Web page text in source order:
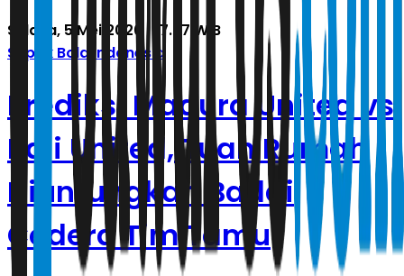
Selasa, 5 Mei 2026 | 17.27 WIB
Sepak Bola Indonesia
Prediksi Madura United vs
Bali United, Tuan Rumah
Diuntungkan Badai
Cedera Tim Tamu